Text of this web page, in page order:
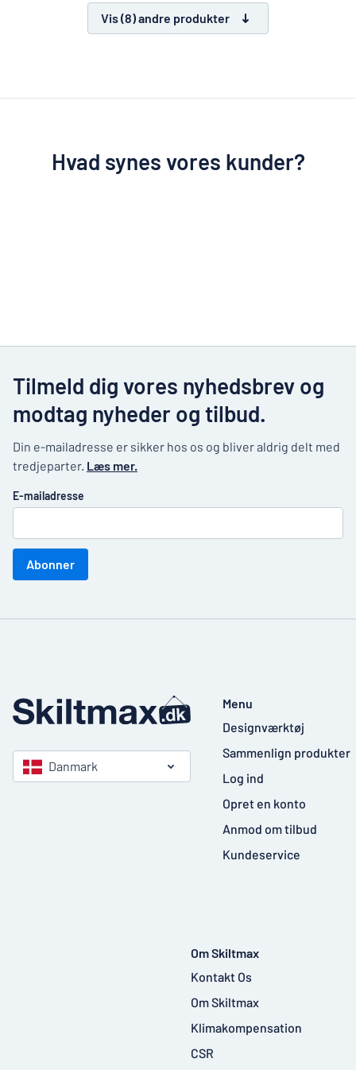
Vis (8) andre produkter
Hvad synes vores kunder?
Tilmeld dig vores nyhedsbrev og
modtag nyheder og tilbud.
Din e-mailadresse er sikker hos os og bliver aldrig delt med
tredjeparter. Læs mer.
E-mailadresse
Abonner
Danmark
Menu
Designværktøj
Sammenlign produkter
Log ind
Opret en konto
Anmod om tilbud
Kundeservice
Om Skiltmax
Kontakt Os
Om Skiltmax
Klimakompensation
CSR